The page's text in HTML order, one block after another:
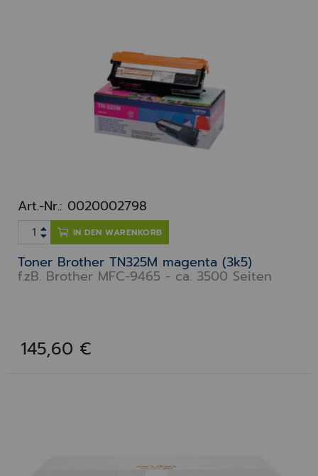
Art.-Nr.: 0020002798
IN DEN WARENKORB
Toner Brother TN325M magenta (3k5)
f.zB. Brother MFC-9465 - ca. 3500 Seiten
145,60 €